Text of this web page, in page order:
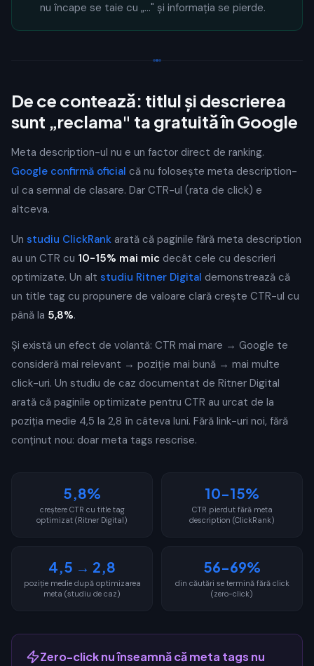
nu încape se taie cu „..." și informația se pierde.
De ce contează: titlul și descrierea
sunt „reclama" ta gratuită în Google
Meta description-ul nu e un factor direct de ranking.
Google confirmă oficial că nu folosește meta description-
ul ca semnal de clasare. Dar CTR-ul (rata de click) e
altceva.
Un studiu ClickRank arată că paginile fără meta description
au un CTR cu 10-15% mai mic decât cele cu descrieri
optimizate. Un alt studiu Ritner Digital demonstrează că
un title tag cu propunere de valoare clară crește CTR-ul cu
până la 5,8%.
Și există un efect de volantă: CTR mai mare → Google te
consideră mai relevant → poziție mai bună → mai multe
click-uri. Un studiu de caz documentat de Ritner Digital
arată că paginile optimizate pentru CTR au urcat de la
poziția medie 4,5 la 2,8 în câteva luni. Fără link-uri noi, fără
conținut nou: doar meta tags rescrise.
5,8%
creștere CTR cu title tag
optimizat (Ritner Digital)
10-15%
CTR pierdut fără meta
description (ClickRank)
4,5 → 2,8
poziție medie după optimizarea
meta (studiu de caz)
56-69%
din căutări se termină fără click
(zero-click)
Zero-click nu înseamnă că meta tags nu